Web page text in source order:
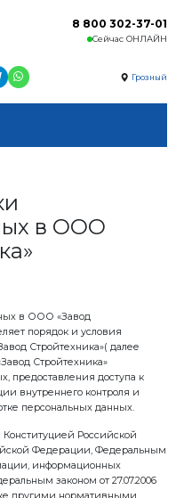
данных
данных в
определяет